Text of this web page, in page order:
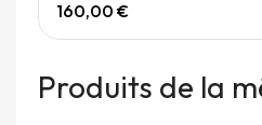
160,00 €
Produits de la